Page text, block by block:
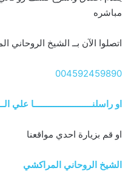
مباشره
اتصلوا الآن بــ الشيخ الروحاني
004592459890
او راسلنــــــــــــــــــــــــا علي
او قم بزيارة احدي مواقعنا
الشيخ الروحاني المراكشي